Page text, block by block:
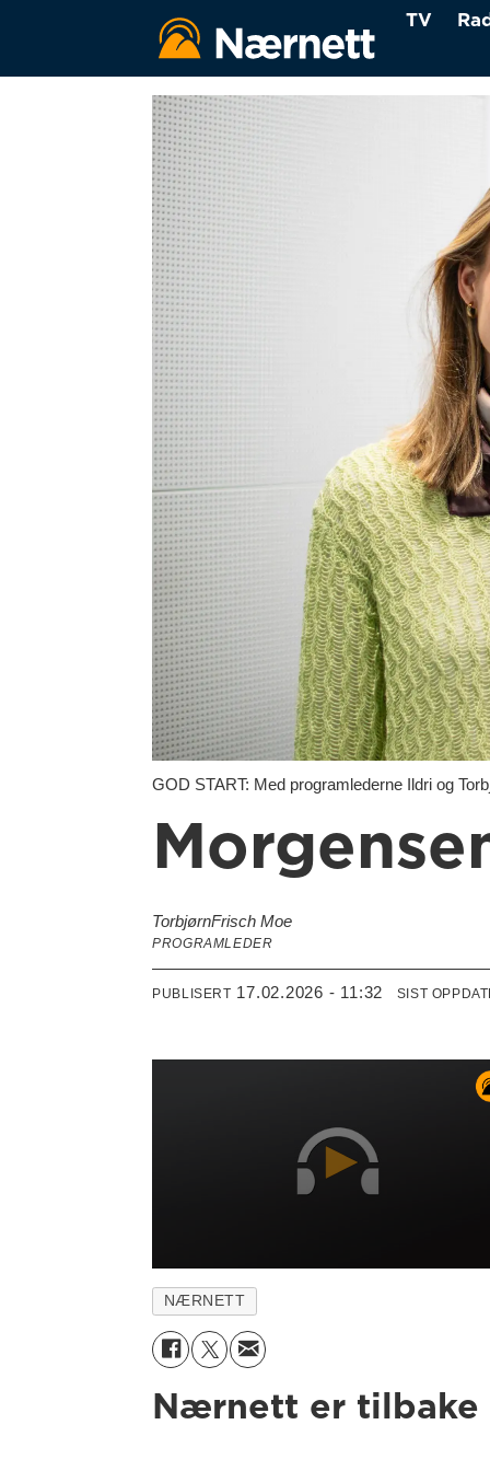
TV
GOD START: Med programlederne Ildri og
TorbjørnFrisch Moe
PROGRAMLEDER
PUBLISERT 17.02.2026 - 11:32 SIST
NÆRNETT
Nærnett er tilbake